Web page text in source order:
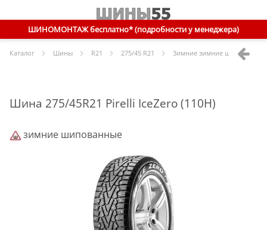
ШИНОМОНТАЖ бесплатно* (подробности у менеджера)
Каталог Шины R21 275/45 R21 Зимние зимние шипованные
Шина 275/45R21 Pirelli IceZero (110H)
зимние шипованные